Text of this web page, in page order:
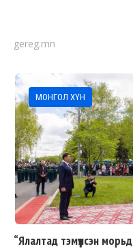
gereg.mn
МОНГОЛ ХҮН
“Ялалтад тэмүүлсэн